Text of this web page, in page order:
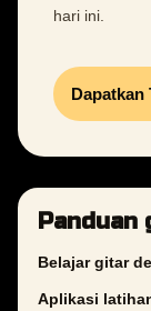
hari ini.
Panduan
Belajar gitar
Aplikasi